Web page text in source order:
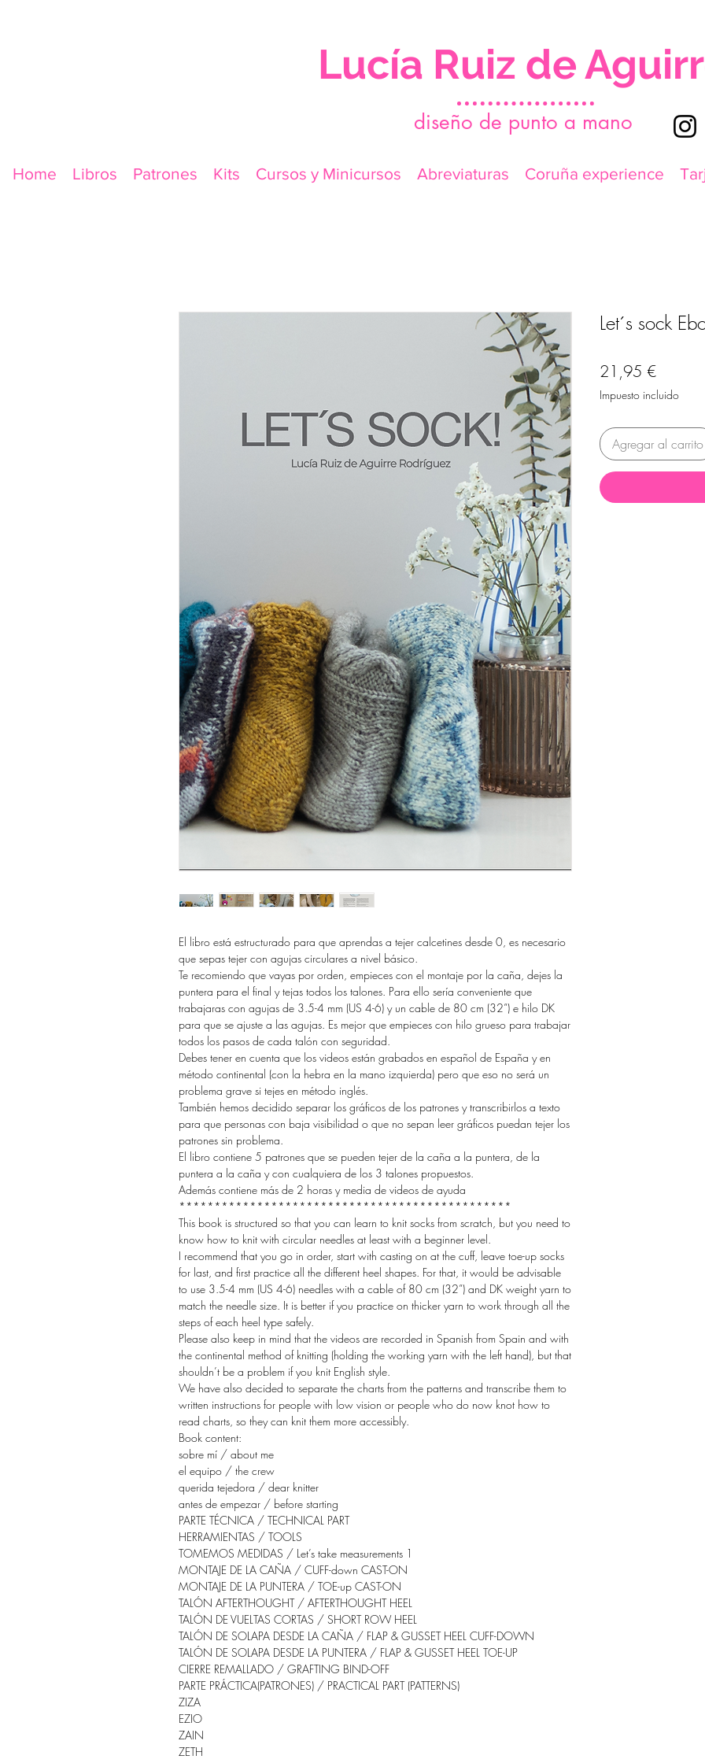
Lucía Ruiz de
diseño de punto a mano
Home Libros Patrones Kits Cursos y Minicursos Abreviaturas Coruña experience
El libro está estructurado para que aprendas a tejer calcetines desde 0, es necesario
que sepas tejer con agujas circulares a nivel básico.
Te recomiendo que vayas por orden, empieces con el montaje por la caña, dejes la
puntera para el final y tejas todos los talones. Para ello sería conveniente que
trabajaras con agujas de 3.5-4 mm (US 4-6) y un cable de 80 cm (32”) e hilo DK
para que se ajuste a las agujas. Es mejor que empieces con hilo grueso para trabajar
todos los pasos de cada talón con seguridad.
Debes tener en cuenta que los videos están grabados en español de España y en
método continental (con la hebra en la mano izquierda) pero que eso no será un
problema grave si tejes en método inglés.
También hemos decidido separar los gráficos de los patrones y transcribirlos a texto
para que personas con baja visibilidad o que no sepan leer gráficos puedan tejer los
patrones sin problema.
El libro contiene 5 patrones que se pueden tejer de la caña a la puntera, de la
puntera a la caña y con cualquiera de los 3 talones propuestos.
Además contiene más de 2 horas y media de videos de ayuda
***********************************************
This book is structured so that you can learn to knit socks from scratch, but you need to
know how to knit with circular needles at least with a beginner level.
I recommend that you go in order, start with casting on at the cuff, leave toe-up socks
for last, and first practice all the different heel shapes. For that, it would be advisable
to use 3.5-4 mm (US 4-6) needles with a cable of 80 cm (32”) and DK weight yarn to
match the needle size. It is better if you practice on thicker yarn to work through all the
steps of each heel type safely.
Please also keep in mind that the videos are recorded in Spanish from Spain and with
the continental method of knitting (holding the working yarn with the left hand), but that
shouldn’t be a problem if you knit English style.
We have also decided to separate the charts from the patterns and transcribe them to
written instructions for people with low vision or people who do now knot how to
read charts, so they can knit them more accessibly.
Book content:
sobre mí / about me
el equipo / the crew
querida tejedora / dear knitter
antes de empezar / before starting
PARTE TÉCNICA / TECHNICAL PART
HERRAMIENTAS / TOOLS
TOMEMOS MEDIDAS / Let’s take measurements 1
MONTAJE DE LA CAÑA / CUFF-down CAST-ON
MONTAJE DE LA PUNTERA / TOE-up CAST-ON
TALÓN AFTERTHOUGHT / AFTERTHOUGHT HEEL
TALÓN DE VUELTAS CORTAS / SHORT ROW HEEL
TALÓN DE SOLAPA DESDE LA CAÑA / FLAP & GUSSET HEEL CUFF-DOWN
TALÓN DE SOLAPA DESDE LA PUNTERA / FLAP & GUSSET HEEL TOE-UP
CIERRE REMALLADO / GRAFTING BIND-OFF
PARTE PRÁCTICA(PATRONES) / PRACTICAL PART (PATTERNS)
ZIZA
EZIO
ZAIN
ZETH
Let´s sock
21,95 €Precio
Impuesto incluido
Agregar al carrito